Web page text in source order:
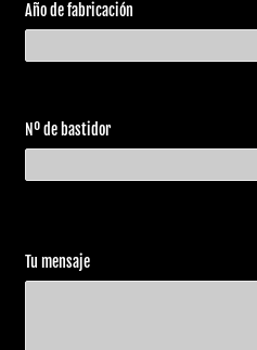
Año de fabricación
Nº de bastidor
Tu mensaje